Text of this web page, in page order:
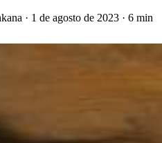
· 1 de agosto de 2023 · 6 min